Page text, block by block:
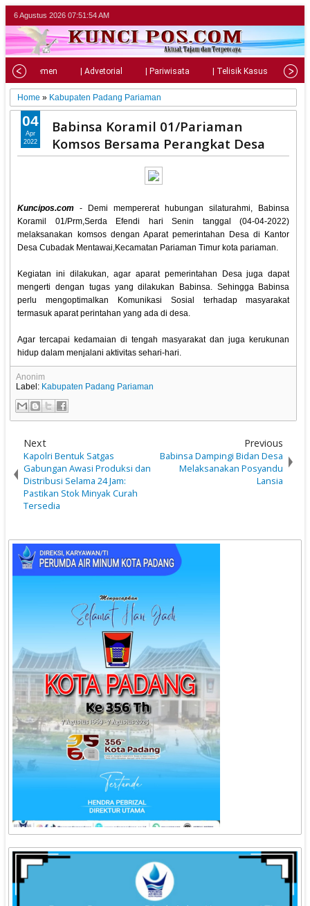
6 Agustus 2026 07:51:55 AM
| Parlemen | Advetorial | Pariwisata | Telisik Kasus |
Home » Kabupaten Padang Pariaman
Babinsa Koramil 01/Pariaman
Komsos Bersama Perangkat Desa
Kuncipos.com - Demi mempererat hubungan silaturahmi, Babinsa
Koramil 01/Prm,Serda Efendi hari Senin tanggal (04-04-2022)
melaksanakan komsos dengan Aparat pemerintahan Desa di Kantor
Desa Cubadak Mentawai,Kecamatan Pariaman Timur kota pariaman.
Kegiatan ini dilakukan, agar aparat pemerintahan Desa juga dapat
mengerti dengan tugas yang dilakukan Babinsa. Sehingga Babinsa
perlu mengoptimalkan Komunikasi Sosial terhadap masyarakat
termasuk aparat perintahan yang ada di desa.
Agar tercapai kedamaian di tengah masyarakat dan juga kerukunan
hidup dalam menjalani aktivitas sehari-hari.
04
Apr
2022
Anonim
Label: Kabupaten Padang Pariaman
Next
Kapolri Bentuk Satgas
Gabungan Awasi Produksi dan
Distribusi Selama 24 Jam:
Pastikan Stok Minyak Curah
Tersedia
Previous
Babinsa Dampingi Bidan Desa
Melaksanakan Posyandu
Lansia